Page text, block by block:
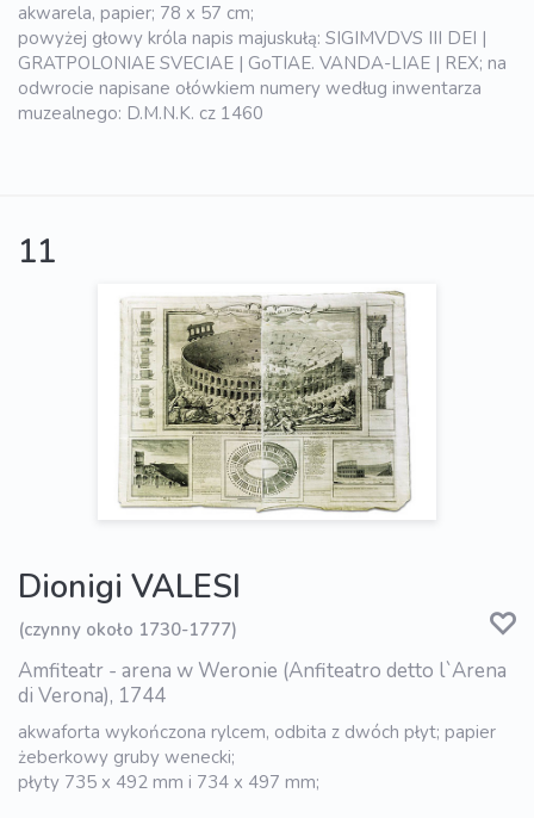
akwarela, papier; 78 x 57 cm;
powyżej głowy króla napis majuskułą: SIGIMVDVS III DEI |
GRATPOLONIAE SVECIAE | GoTIAE. VANDA-LIAE | REX; na
odwrocie napisane ołówkiem numery według inwentarza
muzealnego: D.M.N.K. cz 1460
11
Dionigi VALESI
(czynny około 1730-1777)
Amfiteatr - arena w Weronie (Anfiteatro detto l`Arena
di Verona), 1744
akwaforta wykończona rylcem, odbita z dwóch płyt; papier
żeberkowy gruby wenecki;
płyty 735 x 492 mm i 734 x 497 mm;